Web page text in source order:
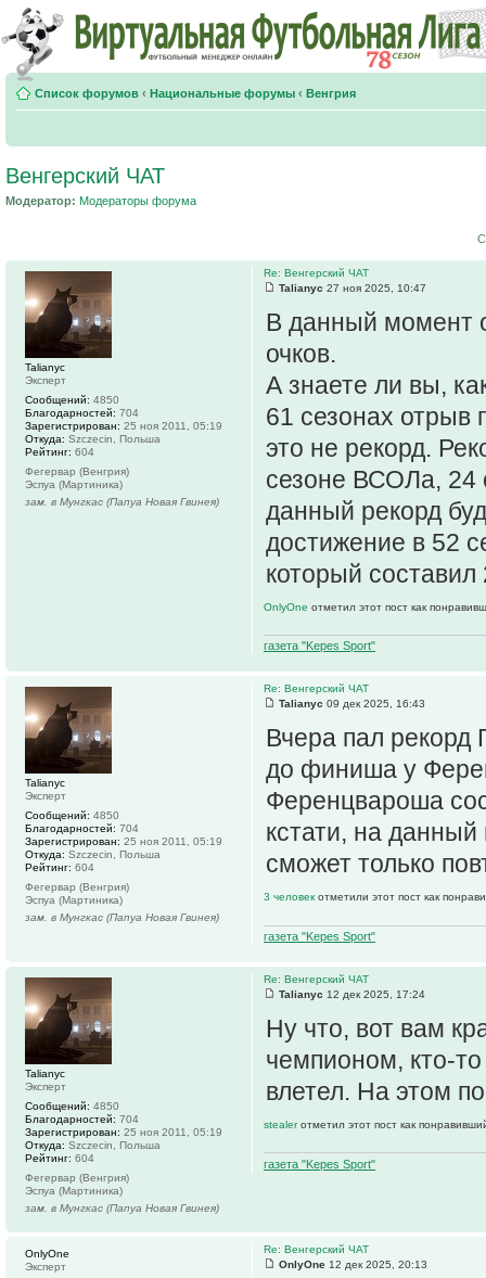
Список форумов ‹ Национальные форумы ‹ Венгрия
Венгерский ЧАТ
Модератор: Модераторы форума
Re: Венгерский ЧАТ
Talianyc 27 ноя 2025, 10:47
В данный момент
очков.
А знаете ли вы,
61 сезонах отрыв
это не рекорд.
сезоне ВСОЛа, 24
данный рекорд
достижение в 52
который составил
OnlyOne отметил этот пост как
газета "Kepes Sport"
Talianyc
Эксперт
Сообщений: 4850
Благодарностей: 704
Зарегистрирован: 25 ноя 2011, 05:19
Откуда: Szczecin, Польша
Рейтинг: 604
Фегервар (Венгрия)
Эспуа (Мартиника)
зам. в Мунгкас (Папуа Новая Гвинея)
Re: Венгерский ЧАТ
Talianyc 09 дек 2025, 16:43
Вчера пал рекорд
до финиша у
Ференцвароша
кстати, на
сможет только
3 человек отметили этот пост как
газета "Kepes Sport"
Talianyc
Эксперт
Сообщений: 4850
Благодарностей: 704
Зарегистрирован: 25 ноя 2011, 05:19
Откуда: Szczecin, Польша
Рейтинг: 604
Фегервар (Венгрия)
Эспуа (Мартиника)
зам. в Мунгкас (Папуа Новая Гвинея)
Re: Венгерский ЧАТ
Talianyc 12 дек 2025, 17:24
Ну что, вот вам
чемпионом, кто-то
влетел. На этом
stealerотметил этот пост как
газета "Kepes Sport"
Talianyc
Эксперт
Сообщений: 4850
Благодарностей: 704
Зарегистрирован: 25 ноя 2011, 05:19
Откуда: Szczecin, Польша
Рейтинг: 604
Фегервар (Венгрия)
Эспуа (Мартиника)
зам. в Мунгкас (Папуа Новая Гвинея)
Re: Венгерский ЧАТ
OnlyOne 12 дек 2025, 20:13
OnlyOne
Эксперт